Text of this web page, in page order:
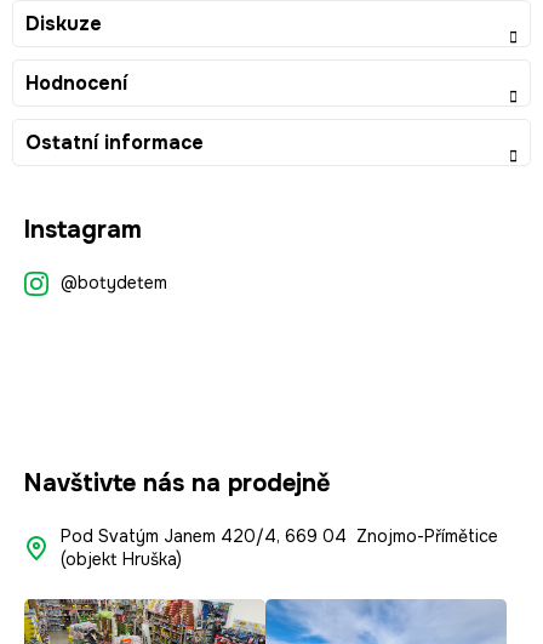
Diskuze
Hodnocení
Ostatní informace
Instagram
@botydetem
Navštivte nás na prodejně
Pod Svatým Janem 420/4, 669 04 Znojmo-Přímětice
(objekt Hruška)